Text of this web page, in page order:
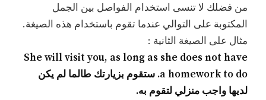
من فضلك لا تنسى استخدام الفواصل بين الجمل
المكتوبة على التوالي عندما تقوم باستخدام هذه الصيغة.
مثال على الصيغة الثانية :
She will visit you, as long as she does not have
a homework to do. ستقوم بزيارتك طالما لم يكن
لديها واجب منزلي لتقوم به.